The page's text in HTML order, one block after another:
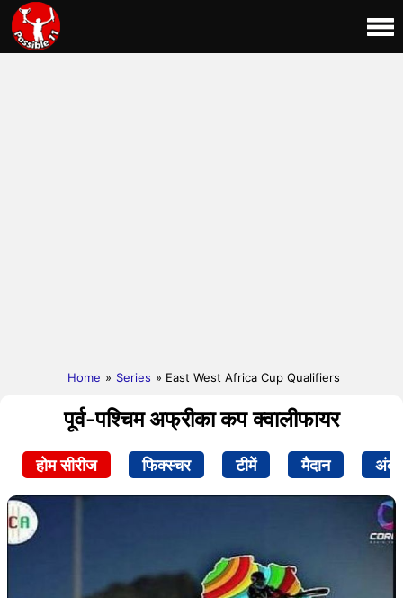
Home » Series » East West Africa Cup Qualifiers
पूर्व-पश्चिम अफ्रीका कप क्वालीफायर
होम सीरीज फिक्स्चर टीमें मैदान अंक